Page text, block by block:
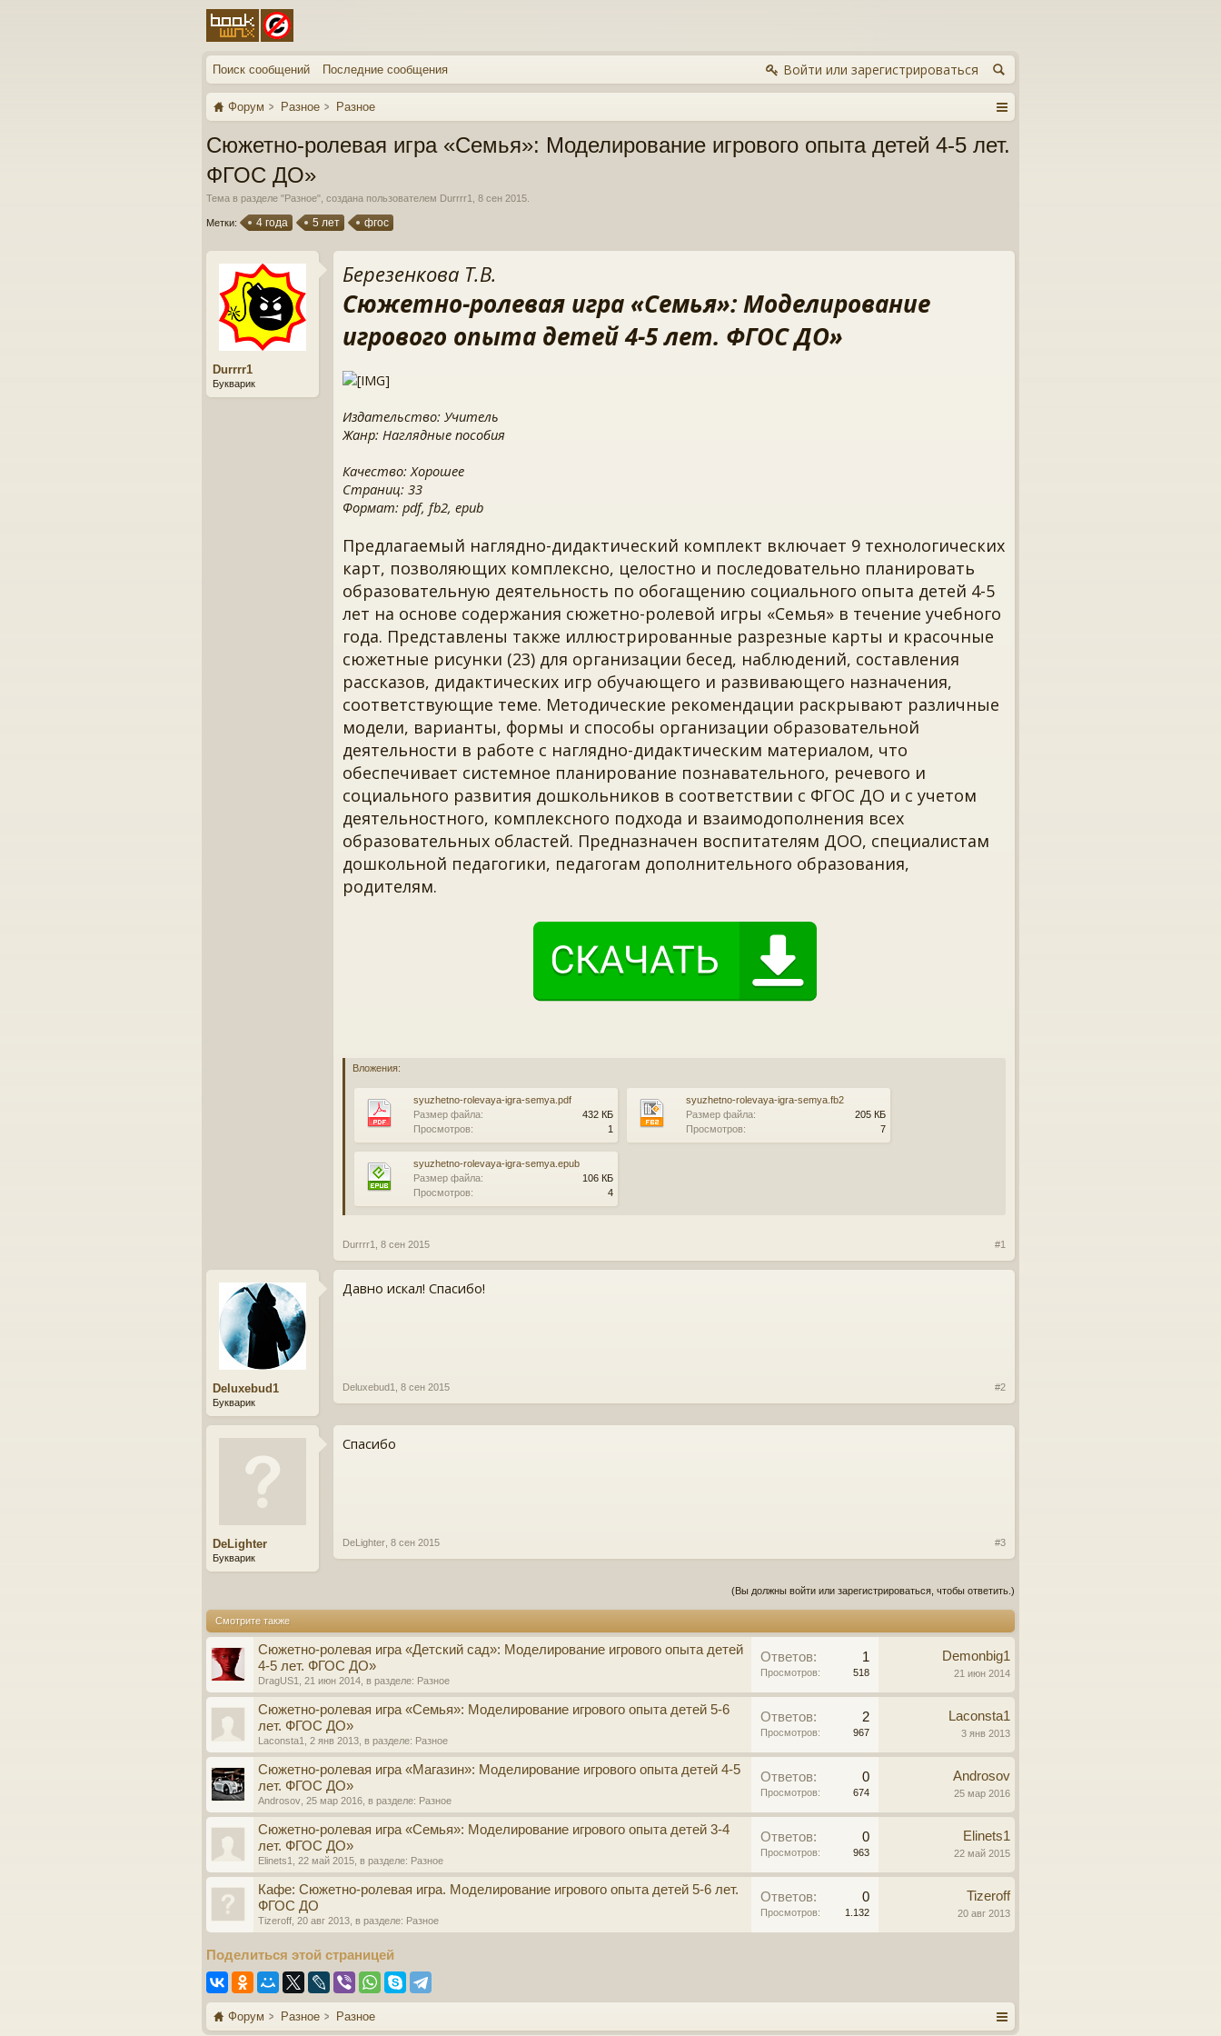
Поиск сообщений Последние сообщения Войти или зарегистрироваться
Форум Разное Разное
Сюжетно-ролевая игра «Семья»: Моделирование игрового опыта детей 4-5 лет.
ФГОС ДО»
Тема в разделе "Разное", создана пользователем Durrrr1 8 сен 2015
Метки: 4 года 5 лет фгос
Durrrr1
Букварик
Березенкова Т.В.
Сюжетно-ролевая игра «Семья»: Моделирование
игрового опыта детей 4-5 лет. ФГОС ДО»
Издательство: Учитель
Жанр: Наглядные пособия
Качество: Хорошее
Страниц: 33
Формат: pdf, fb2, epub
Предлагаемый наглядно-дидактический комплект включает 9 технологических
карт, позволяющих комплексно, целостно и последовательно планировать
образовательную деятельность по обогащению социального опыта детей 4-5
лет на основе содержания сюжетно-ролевой игры «Семья» в течение учебного
года. Представлены также иллюстрированные разрезные карты и красочные
сюжетные рисунки (23) для организации бесед, наблюдений, составления
рассказов, дидактических игр обучающего и развивающего назначения,
соответствующие теме. Методические рекомендации раскрывают различные
модели, варианты, формы и способы организации образовательной
деятельности в работе с наглядно-дидактическим материалом, что
обеспечивает системное планирование познавательного, речевого и
социального развития дошкольников в соответствии с ФГОС ДО и с учетом
деятельностного, комплексного подхода и взаимодополнения всех
образовательных областей. Предназначен воспитателям ДОО, специалистам
дошкольной педагогики, педагогам дополнительного образования,
родителям.
Вложения:
syuzhetno-rolevaya-igra-semya.pdf
Размер файла:
432 КБ
Просмотров:
1
syuzhetno-rolevaya-igra-semya.fb2
Размер файла:
205 КБ
Просмотров:
7
syuzhetno-rolevaya-igra-semya.epub
Размер файла:
106 КБ
Просмотров:
4
Durrrr1 8 сен 2015 #1
Deluxebud1
Букварик
Давно искал! Спасибо!
Deluxebud1 8 сен 2015 #2
DeLighter
Букварик
Спасибо
DeLighter 8 сен 2015 #3
(Вы должны войти или зарегистрироваться, чтобы ответить.)
Смотрите также
Сюжетно-ролевая игра «Детский сад»: Моделирование игрового опыта детей
4-5 лет. ФГОС ДО»
DragUS1 21 июн 2014 , в разделе: Разное
Ответов: 1
Просмотров: 518
Demonbig1
21 июн 2014
Сюжетно-ролевая игра «Семья»: Моделирование игрового опыта детей 5-6
лет. ФГОС ДО»
Laconsta1 2 янв 2013 , в разделе: Разное
Ответов: 2
Просмотров: 967
Laconsta1
3 янв 2013
Сюжетно-ролевая игра «Магазин»: Моделирование игрового опыта детей 4-5
лет. ФГОС ДО»
Androsov 25 мар 2016 , в разделе: Разное
Ответов: 0
Просмотров: 674
Androsov
25 мар 2016
Сюжетно-ролевая игра «Семья»: Моделирование игрового опыта детей 3-4
лет. ФГОС ДО»
Elinets1 22 май 2015 , в разделе: Разное
Ответов: 0
Просмотров: 963
Elinets1
22 май 2015
Кафе: Сюжетно-ролевая игра. Моделирование игрового опыта детей 5-6 лет.
ФГОС ДО
Tizeroff 20 авг 2013 , в разделе: Разное
Ответов: 0
Просмотров: 1.132
Tizeroff
20 авг 2013
Поделиться этой страницей
Форум Разное Разное